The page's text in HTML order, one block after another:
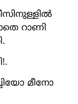
റാണി
മീനോ